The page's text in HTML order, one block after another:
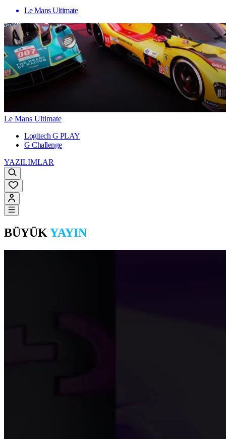
Le Mans Ultimate
Le Mans Ultimate
Logitech G PLAY
G Challenge
YAZILIMLAR
BÜYÜK YAYIN